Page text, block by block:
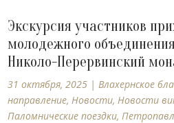
Экскурсия участников
молодежного
Николо-Перервинский
31 октября, 2025 |Влахернское
направление,Новости,Новости
Паломнические поездки,